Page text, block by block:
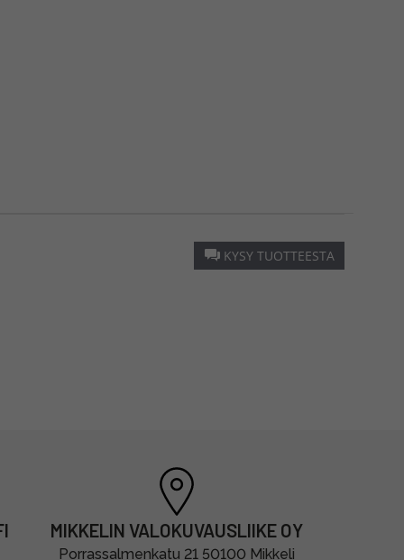
KYSY TUOTTEESTA
MIKKELIN VALOKUVAUSLIIKE OY
Porrassalmenkatu 21 50100 Mikkeli